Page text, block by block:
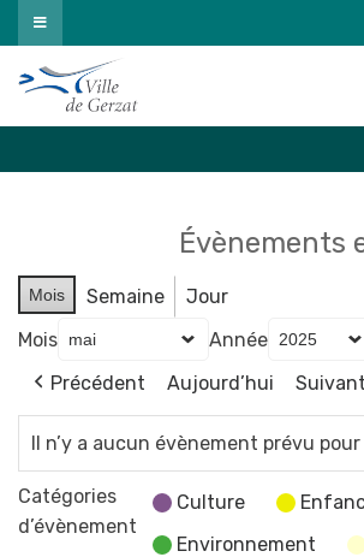
Passer
au
contenu
Évènements
Mois Semaine
Jour
Mois
Année
Précédent
Aujourd’hui Suivant
Il n’y a aucun évènement prévu
Catégories
d’évènement
Culture
Environnement